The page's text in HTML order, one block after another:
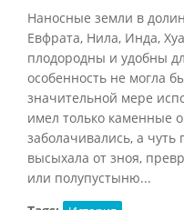
Наносные земли в
Евфрата, Нила, Инда,
плодородны и удобны
особенность не могла
значительной мере
имел только каменные
заболачивались, а
высыхала от зноя,
или полупустыню...